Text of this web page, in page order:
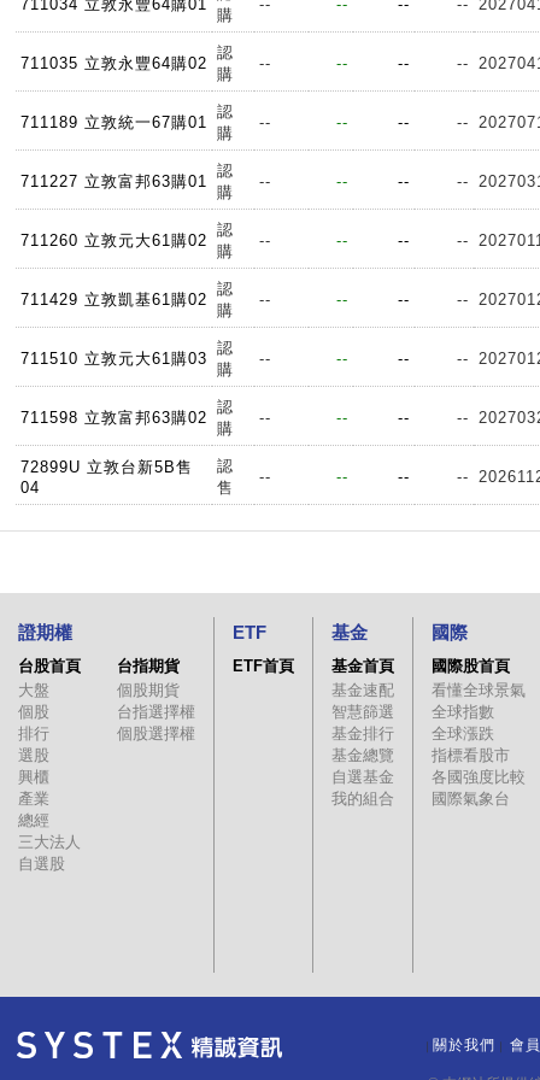
711034 立敦永豐64購01
購
-- -- -- --
711035 立敦永豐64購02
認
購
-- -- -- --
711189 立敦統一67購01
認
購
-- -- -- --
711227 立敦富邦63購01
認
購
-- -- -- --
711260 立敦元大61購02
認
購
-- -- -- --
711429 立敦凱基61購02
認
購
-- -- -- --
711510 立敦元大61購03
認
購
-- -- -- --
711598 立敦富邦63購02
認
購
-- -- -- --
72899U 立敦台新5B售
04
認
售
-- -- -- --
證期權
台股首頁
大盤
個股
排行
選股
興櫃
產業
總經
三大法人
自選股
台指期貨
個股期貨
台指選擇權
個股選擇權
ETF
ETF首頁
基金
基金首頁
基金速配
智慧篩選
基金排行
基金總覽
自選基金
我的組合
國際
國際股首頁
看懂全球景氣
全球指數
全球漲跌
指標看股市
各國強度比較
國際氣象台
關於我們 會